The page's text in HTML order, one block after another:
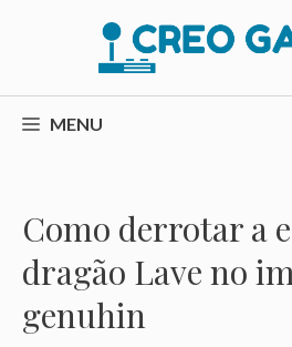
conteúdo
MENU
Como derrotar a
dragão Lave no
genuhin